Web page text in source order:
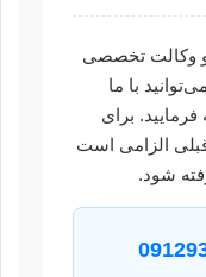
و وکالت تخصصی
با ما
برای
الزامی است
شود.